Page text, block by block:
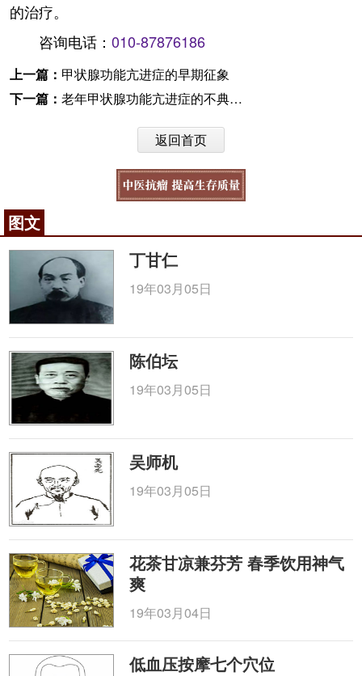
的治疗。
咨询电话： 010-87876186
上一篇： 甲状腺功能亢进症的早期征象
下一篇： 老年甲状腺功能亢进症的不典型表现
返回首页
图文
丁甘仁
19年03月05日
陈伯坛
19年03月05日
吴师机
19年03月05日
花茶甘凉兼芬芳 春季饮用神气
爽
19年03月04日
低血压按摩七个穴位